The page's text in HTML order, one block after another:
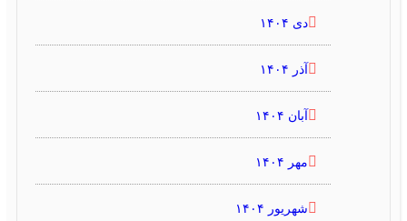
آبان ۱۴۰۴
مهر ۱۴۰۴
شهریور ۱۴۰۴